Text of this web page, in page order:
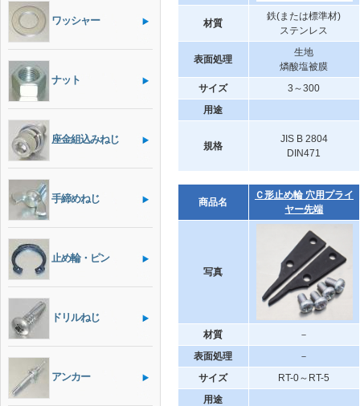
ワッシャー
ナット
座金組込みねじ
手締めねじ
止め輪・ピン
ドリルねじ
アンカー
材質
鉄(または標準材)
ステンレス
表面処理
生地
燐酸塩被膜
サイズ
3～300
用途
規格
JIS B 2804
DIN471
商品名
Ｃ形止め輪 穴用プライ
ヤー先端
写真
材質
－
表面処理
－
サイズ
RT-0～RT-5
用途